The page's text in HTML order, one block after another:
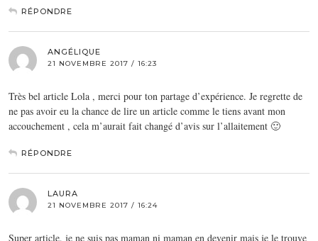
RÉPONDRE
ANGÉLIQUE
21 NOVEMBRE 2017 / 16:23
Très bel article Lola , merci pour ton partage d’expérience. Je regrette de
ne pas avoir eu la chance de lire un article comme le tiens avant mon
accouchement , cela m’aurait fait changé d’avis sur l’allaitement 🙂
RÉPONDRE
LAURA
21 NOVEMBRE 2017 / 16:24
Super article, je ne suis pas maman ni maman en devenir mais je le trouve